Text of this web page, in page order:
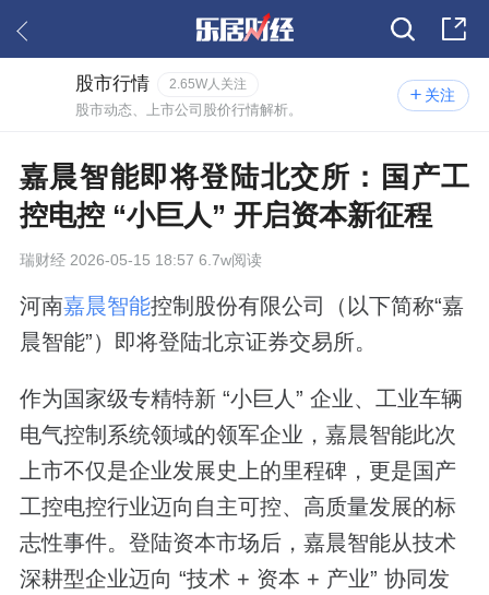
关注
股市行情 2.65W人关注
股市动态、上市公司股价行情解析。
嘉晨智能即将登陆北交所：国产工
控电控 “小巨人” 开启资本新征程
瑞财经2026-05-15 18:57 6.7w阅读
河南嘉晨智能控制股份有限公司（以下简称“嘉
晨智能”）即将登陆北京证券交易所。
作为国家级专精特新 “小巨人” 企业、工业车辆
电气控制系统领域的领军企业，嘉晨智能此次
上市不仅是企业发展史上的里程碑，更是国产
工控电控行业迈向自主可控、高质量发展的标
志性事件。登陆资本市场后，嘉晨智能从技术
深耕型企业迈向 “技术 + 资本 + 产业” 协同发